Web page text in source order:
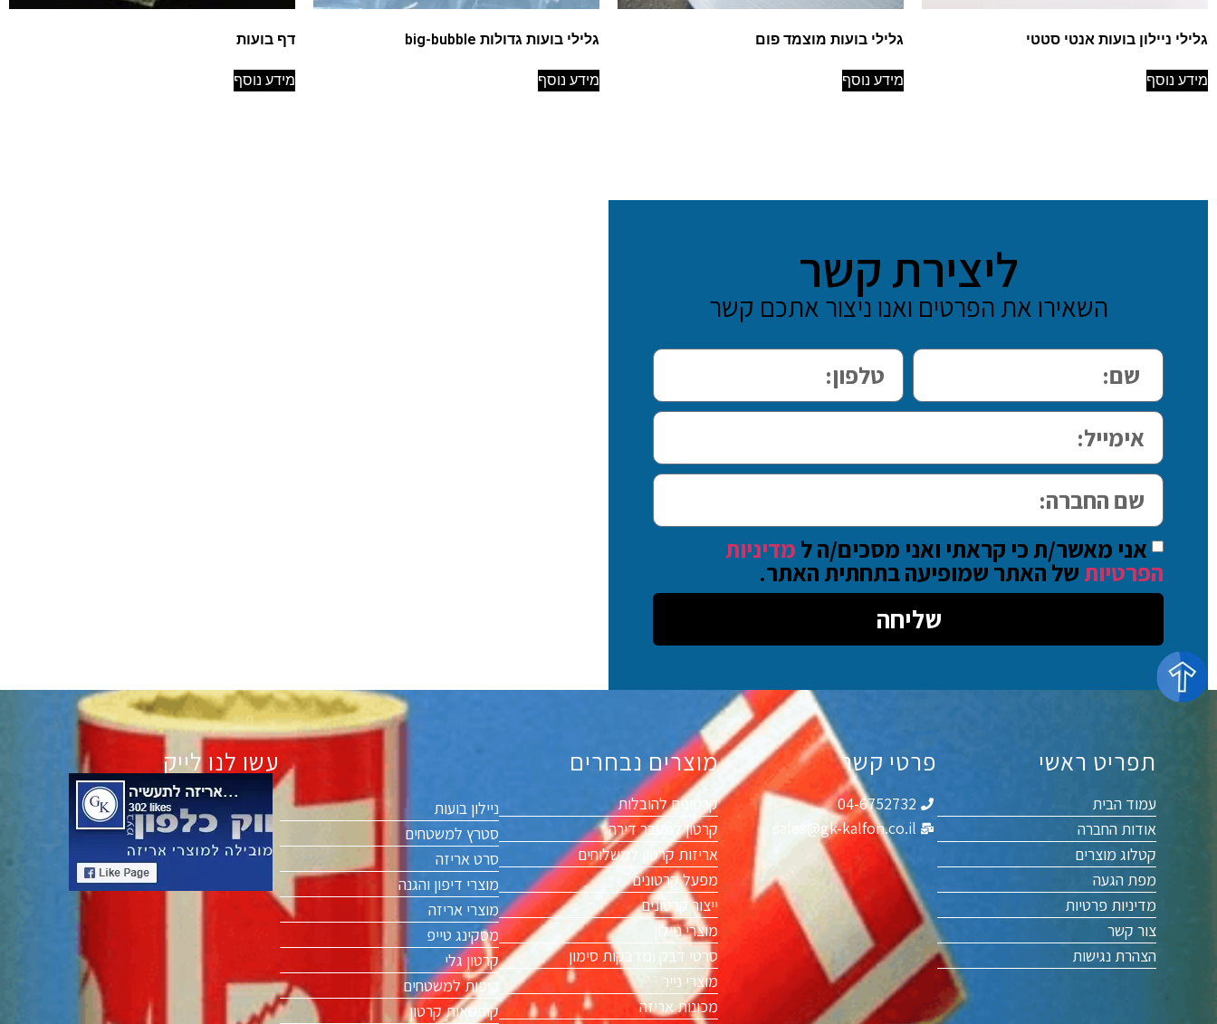
גלילי ניילון בועות אנטי סטטי
מידע נוסף
גלילי בועות מוצמד פום
מידע נוסף
גלילי בועות גדולות big-bubble
מידע נוסף
דף בועות
מידע נוסף
ליצירת קשר
השאירו את הפרטים ואנו ניצור אתכם קשר
אני מאשר/ת כי קראתי ואני מסכים/ה ל מדיניות
הפרטיותשל האתר שמופיעה בתחתית האתר.
שליחה
תפריט ראשי
עמוד הבית
אודות החברה
קטלוג מוצרים
מפת הגעה
מדיניות פרטיות
צור קשר
הצהרת נגישות
פרטי קשר
04-6752732
sales@gk-kalfon.co.il
מוצרים נבחרים
קרטונים להובלות
קרטון למעבר דירה
אריזות קרטון למשלוחים
מפעל קרטונים
ייצור קרטונים
מוצרי ניילון
סרטי דבק ומדבקות סימון
מוצרי נייר
מכונות אריזה
ניילון בועות
סטרץ למשטחים
סרט אריזה
מוצרי דיפון והגנה
מוצרי אריזה
מסקינג טייפ
קרטון גלי
כיפות למשטחים
קופסאות קרטון
עשו לנו לייק